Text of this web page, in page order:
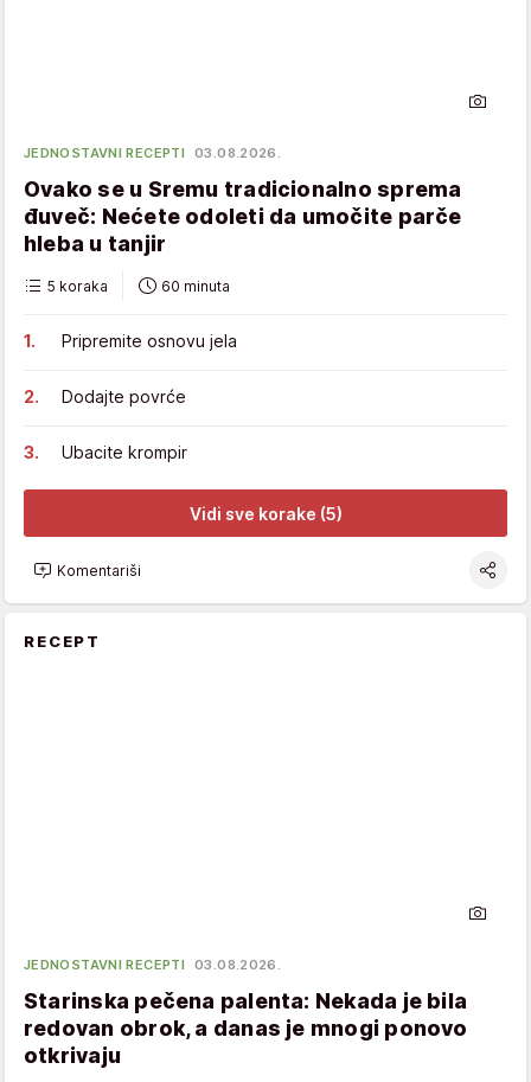
JEDNOSTAVNI RECEPTI 03.08.2026.
Ovako se u Sremu tradicionalno sprema
đuveč: Nećete odoleti da umočite parče
hleba u tanjir
5 koraka 60 minuta
Pripremite osnovu jela
Dodajte povrće
Ubacite krompir
Vidi sve korake (5)
Komentariši
RECEPT
JEDNOSTAVNI RECEPTI 03.08.2026.
Starinska pečena palenta: Nekada je bila
redovan obrok, a danas je mnogi ponovo
otkrivaju